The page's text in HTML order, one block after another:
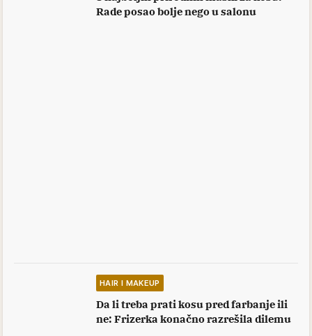
Rade posao bolje nego u salonu
HAIR I MAKEUP
Da li treba prati kosu pred farbanje ili
ne: Frizerka konačno razrešila dilemu